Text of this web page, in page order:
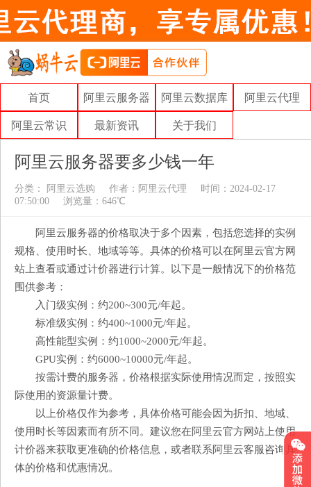
首页 阿里云服务器 阿里云数据库 阿里云代理
阿里云常识 最新资讯 关于我们
阿里云服务器要多少钱一年
分类： 阿里云选购 作者： 阿里云代理
时间：2024-02-17
07:50:00
浏览量：646℃
阿里云服务器的价格取决于多个因素，包括您选择的实例
规格、使用时长、地域等等。具体的价格可以在阿里云官方网
站上查看或通过计价器进行计算。以下是一般情况下的价格范
围供参考：
入门级实例：约200~300元/年起。
标准级实例：约400~1000元/年起。
高性能型实例：约1000~2000元/年起。
GPU实例：约6000~10000元/年起。
按需计费的服务器，价格根据实际使用情况而定，按照实
际使用的资源量计费。
以上价格仅作为参考，具体价格可能会因为折扣、地域、
使用时长等因素而有所不同。建议您在阿里云官方网站上使用
计价器来获取更准确的价格信息，或者联系阿里云客服咨询具
体的价格和优惠情况。